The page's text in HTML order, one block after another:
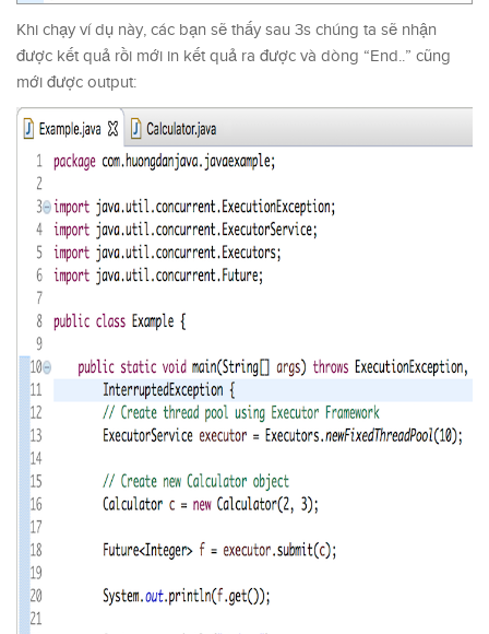
Khi chạy ví dụ này, các bạn sẽ thấy sau 3s chúng ta sẽ nhận
được kết quả rồi mới in kết quả ra được và dòng “End..” cũng
mới được output: